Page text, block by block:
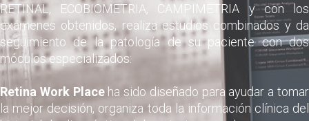
RETINAL, ECOBIOMETRIA, CAMPIMETRIA y con los
exámenes obtenidos, realiza estudios combinados y da
seguimiento de la patología de su paciente con dos
módulos especializados:
Retina Work Placeha sido diseñado para ayudar a tomar
la mejor decisión, organiza toda la información clínica del